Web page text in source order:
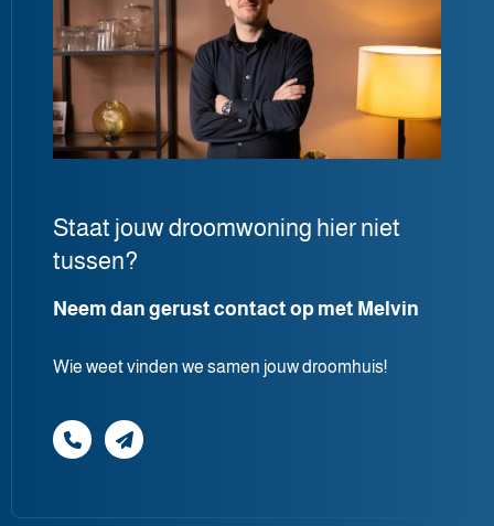
Staat jouw droomwoning hier niet
tussen?
Neem dan gerust contact op met Melvin
Wie weet vinden we samen jouw droomhuis!